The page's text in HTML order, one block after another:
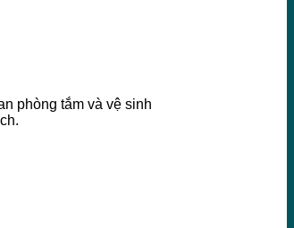
phòng tắm và vệ sinh